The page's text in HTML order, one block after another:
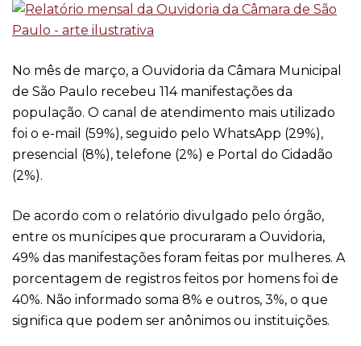
No mês de março, a Ouvidoria da Câmara Municipal
de São Paulo recebeu 114 manifestações da
população. O canal de atendimento mais utilizado
foi o e-mail (59%), seguido pelo WhatsApp (29%),
presencial (8%), telefone (2%) e Portal do Cidadão
(2%).
De acordo com o relatório divulgado pelo órgão,
entre os munícipes que procuraram a Ouvidoria,
49% das manifestações foram feitas por mulheres. A
porcentagem de registros feitos por homens foi de
40%. Não informado soma 8% e outros, 3%, o que
significa que podem ser anônimos ou instituições.